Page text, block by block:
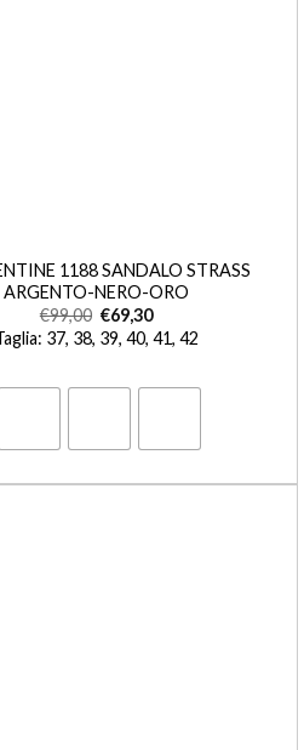
1188 SANDALO STRASS
ARGENTO-NERO-ORO
€99,00 €69,30
37, 38, 39, 40, 41, 42